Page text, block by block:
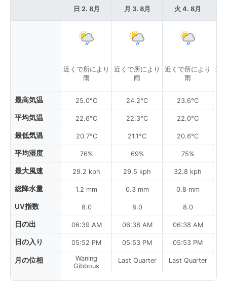
最高気温
平均気温
最低気温
平均湿度
最大風速
総降水量
UV指数
日の出
日の入り
月の位相
日 2. 8月
近くで所により
雨
25.0°C
22.6°C
20.7°C
76%
29.2 kph
1.2 mm
8.0
06:39 AM
05:52 PM
Waning
Gibbous
月 3. 8月
近くで所により
雨
24.2°C
22.3°C
21.1°C
69%
29.5 kph
0.3 mm
8.0
06:38 AM
05:53 PM
Last Quarter
火 4. 8月
近くで所により
雨
23.6°C
22.0°C
20.6°C
75%
32.8 kph
0.8 mm
8.0
06:38 AM
05:53 PM
Last Quarter
近